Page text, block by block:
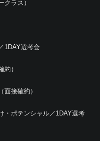
クラス）
1DAY選考会
）
接確約）
・ポテンシャル／1DAY選考